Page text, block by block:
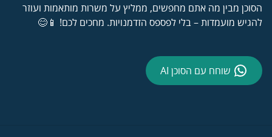
הסוכן מבין מה אתם מחפשים, ממליץ על משרות מותאמות ועוזר
להגיש מועמדות – בלי לפספס הזדמנויות. מחכים לכם! 📱😊
שוחח עם הסוכן AI